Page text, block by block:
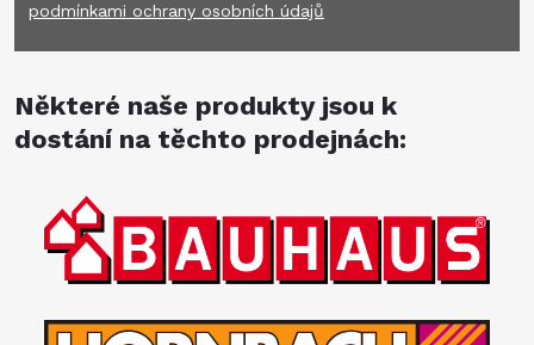
podmínkami ochrany osobních údajů
Některé naše produkty jsou k
dostání na těchto prodejnách: